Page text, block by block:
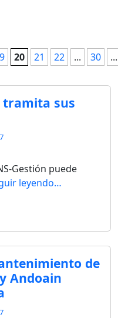
20 21 22 ... 30
...
tramita sus
Gestión puede
leyendo…
de
Andoain